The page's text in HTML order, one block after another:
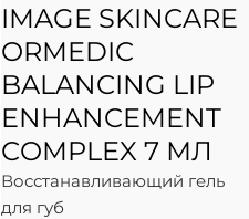
IMAGE SKINCARE
ORMEDIC
BALANCING LIP
ENHANCEMENT
COMPLEX 7 МЛ
Восстанавливающий гель
для губ